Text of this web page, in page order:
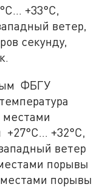
+33°C,
ветер,
секунду,
ФБГУ
местами
+32°C,
ветер
порывы
порывы